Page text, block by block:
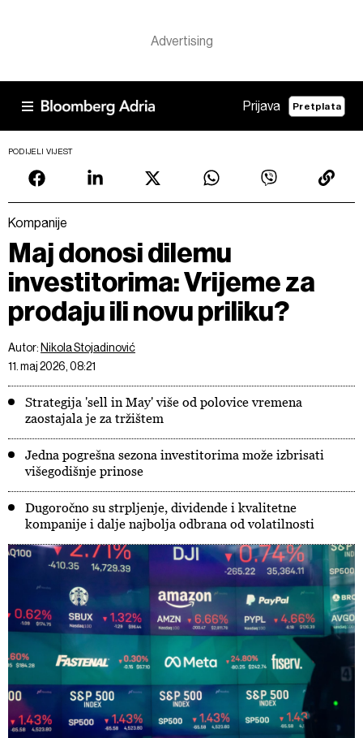
Prijava Pretplata
PODIJELI VIJEST
Kompanije
Maj donosi dilemu
investitorima: Vrijeme za
prodaju ili novu priliku?
Autor: Nikola Stojadinović
11. maj 2026, 08:21
Strategija 'sell in May' više od polovice vremena
zaostajala je za tržištem
Jedna pogrešna sezona investitorima može izbrisati
višegodišnje prinose
Dugoročno su strpljenje, dividende i kvalitetne
kompanije i dalje najbolja odbrana od volatilnosti